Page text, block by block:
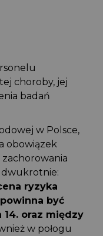
choroby, jej
badań
w Polsce,
obowiązek
dwukrotnie:
ryzyka
być
14. oraz między
w połogu